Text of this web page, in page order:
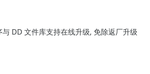
DD 文件库支持在线升级, 免除返厂升级